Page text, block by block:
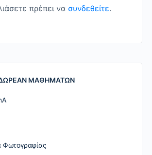
πρέπει να συνδεθείτε.
ΔΩΡΕΑΝ ΜΑΘΗΜΑΤΩΝ
Φωτογραφίας